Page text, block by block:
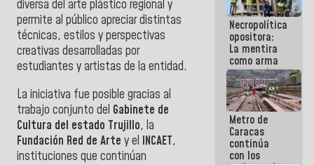
diversa del arte plástico regional y
permite al público apreciar distintas
técnicas, estilos y perspectivas
creativas desarrolladas por
estudiantes y artistas de la entidad.
La iniciativa fue posible gracias al
trabajo conjunto del Gabinete de
Cultura del estado Trujillo, la
Fundación Red de Arte y el INCAET,
instituciones que continúan
escombros
en La Guaira
Necropolítica
opositora:
La mentira
como arma
contra el
Pueblo
Metro de
Caracas
continúa
con los